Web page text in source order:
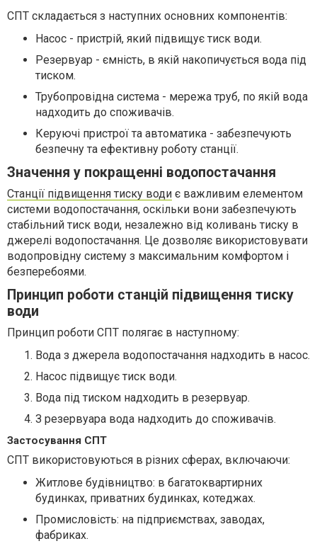
СПТ складається з наступних основних компонентів:
Насос - пристрій, який підвищує тиск води.
Резервуар - ємність, в якій накопичується вода під
тиском.
Трубопровідна система - мережа труб, по якій вода
надходить до споживачів.
Керуючі пристрої та автоматика - забезпечують
безпечну та ефективну роботу станції.
Значення у покращенні водопостачання
Станції підвищення тиску води є важливим елементом
системи водопостачання, оскільки вони забезпечують
стабільний тиск води, незалежно від коливань тиску в
джерелі водопостачання. Це дозволяє використовувати
водопровідну систему з максимальним комфортом і
безперебоями.
Принцип роботи станцій підвищення тиску
води
Принцип роботи СПТ полягає в наступному:
Вода з джерела водопостачання надходить в насос.
Насос підвищує тиск води.
Вода під тиском надходить в резервуар.
З резервуара вода надходить до споживачів.
Застосування СПТ
СПТ використовуються в різних сферах, включаючи:
Житлове будівництво: в багатоквартирних
будинках, приватних будинках, котеджах.
Промисловість: на підприємствах, заводах,
фабриках.